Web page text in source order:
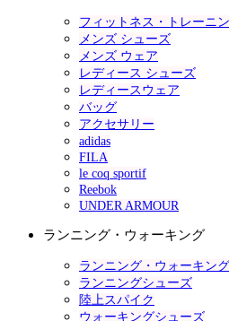
フィットネス・トレーニ
メンズ シューズ
メンズ ウェア
レディース シューズ
レディースウェア
バッグ
アクセサリー
adidas
FILA
le coq sportif
Reebok
UNDER ARMOUR
ランニング・ウォーキング
ランニング・ウォーキン
ランニングシューズ
陸上スパイク
ウォーキングシューズ